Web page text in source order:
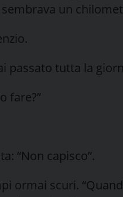
un
passato tutta la
fare?”
“Non capisco”.
ormai scuri.